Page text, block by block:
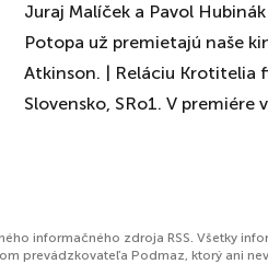
Juraj Malíček a Pavol
Potopa už premietajú naše
Atkinson. | Reláciu Krotitelia
Slovensko, SRo1. V premiére
informačného zdroja RSS. Všetky
prevádzkovateľa Podmaz, ktorý ani